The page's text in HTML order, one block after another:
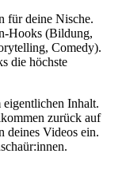
für deine Nische.
Hooks (Bildung,
Comedy).
die höchste
Inhalt.
zurück auf
deines Videos ein.